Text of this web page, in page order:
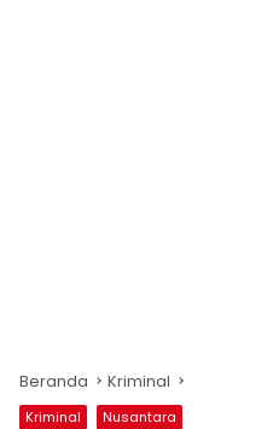
Beranda Kriminal
Kriminal Nusantara